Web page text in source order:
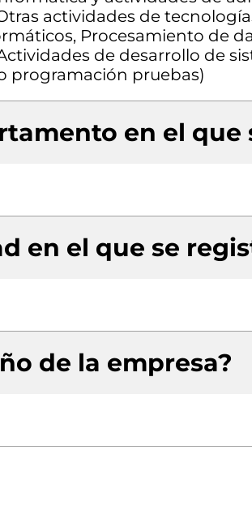
actividades de
Procesamiento de
de desarrollo de
programación pruebas)
en el que
en el que se
de la empresa?